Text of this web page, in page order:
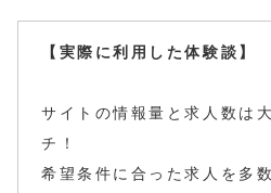
【実際に利用した体験談】
サイトの情報量と求人数は
チ！
希望条件に合った求人を多